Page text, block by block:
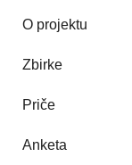
O projektu
Zbirke
Priče
Anketa